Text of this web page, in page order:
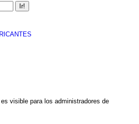
visible para los administradores de